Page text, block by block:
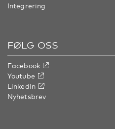
Integrering
FØLG OSS
Facebook
Youtube
LinkedIn
Nyhetsbrev